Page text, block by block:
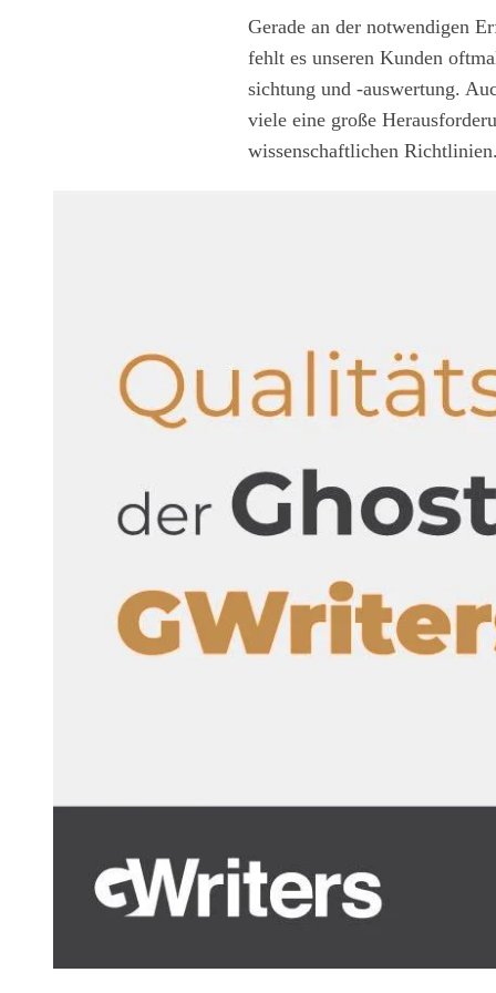
Gerade an der notwendigen
fehlt es unseren Kunden
sichtung und -auswertung.
viele eine große
wissenschaftlichen Richtlinien.